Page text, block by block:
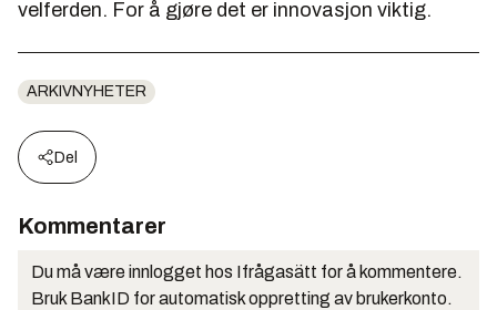
velferden. For å gjøre det er innovasjon viktig.
ARKIVNYHETER
Del
Kommentarer
Du må være innlogget hos Ifrågasätt for å kommentere.
Bruk BankID for automatisk oppretting av brukerkonto.